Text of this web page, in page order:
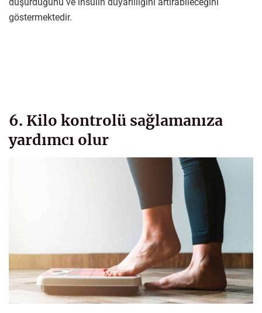
düşürdüğünü ve insülin duyarlılığını artırabileceğini
göstermektedir.
6. Kilo kontrolü sağlamanıza
yardımcı olur